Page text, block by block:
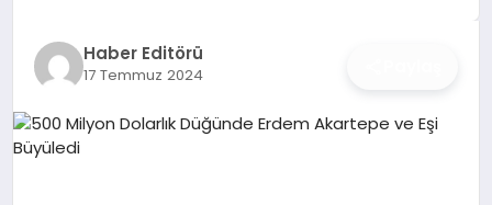
İŞ DÜNYASI
ANA DEMO
Haber Editörü
17 Temmuz 2024